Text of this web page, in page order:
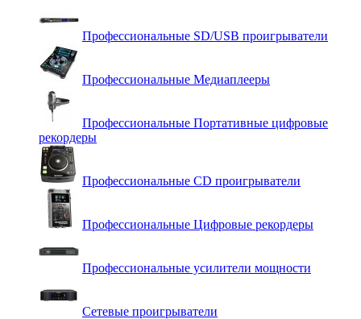
Профессиональные SD/USB проигрыватели
Профессиональные Медиаплееры
Профессиональные Портативные цифровые
рекордеры
Профессиональные СD проигрыватели
Профессиональные Цифровые рекордеры
Профессиональные усилители мощности
Сетевые проигрыватели